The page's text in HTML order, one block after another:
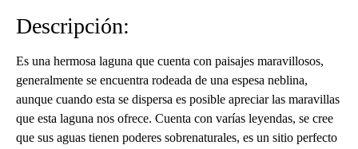
Descripción:
Es una hermosa laguna que cuenta con paisajes maravillosos,
generalmente se encuentra rodeada de una espesa neblina,
aunque cuando esta se dispersa es posible apreciar las maravillas
que esta laguna nos ofrece. Cuenta con varías leyendas, se cree
que sus aguas tienen poderes sobrenaturales, es un sitio perfecto